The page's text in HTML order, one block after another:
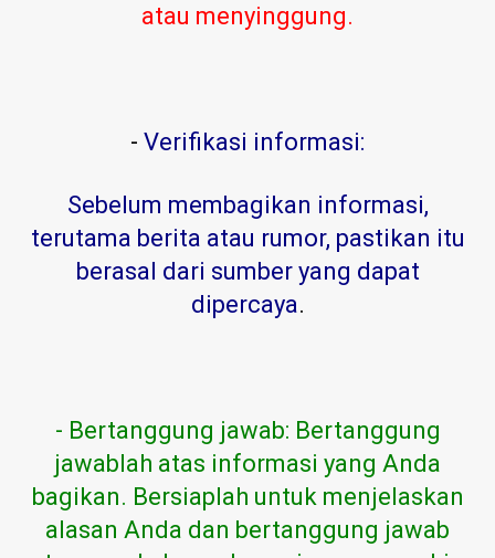
atau menyinggung.
- Verifikasi informasi:
Sebelum membagikan informasi,
terutama berita atau rumor, pastikan itu
berasal dari sumber yang dapat
dipercaya.
- Bertanggung jawab: Bertanggung
jawablah atas informasi yang Anda
bagikan. Bersiaplah untuk menjelaskan
alasan Anda dan bertanggung jawab